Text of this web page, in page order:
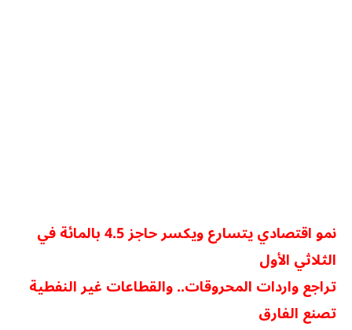
نمو اقتصادي يتسارع ويكسر حاجز 4.5 بالمائة في
الثلاثي الأول
تراجع واردات المحروقات.. والقطاعات غير النفطية
تصنع الفارق